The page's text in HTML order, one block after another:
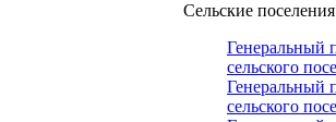
Сельские поселения
Генеральный
сельского
Генеральный
сельского